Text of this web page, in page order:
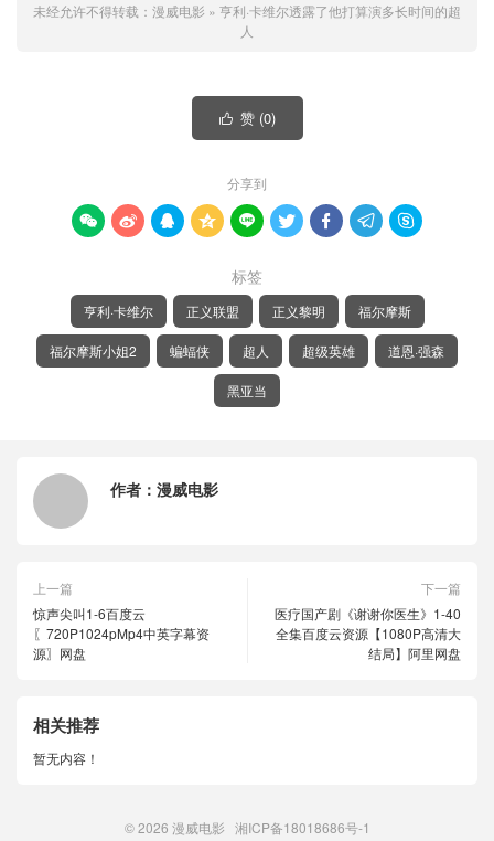
未经允许不得转载： 漫威电影 » 亨利·卡维尔透露了他打算演多长时间的超
人
 赞 (0)
分享到
        
标签
亨利·卡维尔 正义联盟 正义黎明 福尔摩斯
福尔摩斯小姐2 蝙蝠侠 超人 超级英雄 道恩·强森
黑亚当
作者： 漫威电影
上一篇
惊声尖叫1-6百度云
〖720P1024pMp4中英字幕资
源〗网盘
下一篇
医疗国产剧《谢谢你医生》1-40
全集百度云资源【1080P高清大
结局】阿里网盘
相关推荐
暂无内容！
© 2026 漫威电影 湘ICP备18018686号-1